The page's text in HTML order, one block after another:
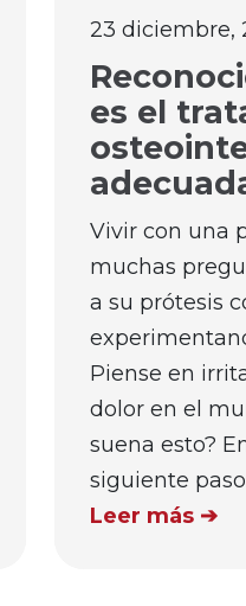
23 diciembre,
es el
Vivir con una
muchas
a su prótesis
Piense en
dolor en el
suena esto?
siguiente
Leer más ➔